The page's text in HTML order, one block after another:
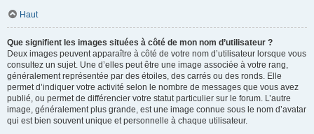
Haut
Que signifient les images situées à côté de mon nom d’utilisateur ?
Deux images peuvent apparaître à côté de votre nom d’utilisateur lorsque vous
consultez un sujet. Une d’elles peut être une image associée à votre rang,
généralement représentée par des étoiles, des carrés ou des ronds. Elle
permet d’indiquer votre activité selon le nombre de messages que vous avez
publié, ou permet de différencier votre statut particulier sur le forum. L’autre
image, généralement plus grande, est une image connue sous le nom d’avatar
qui est bien souvent unique et personnelle à chaque utilisateur.